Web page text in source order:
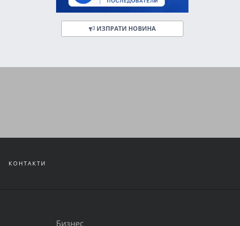
ИЗПРАТИ НОВИНА
КОНТАКТИ
Бизнес